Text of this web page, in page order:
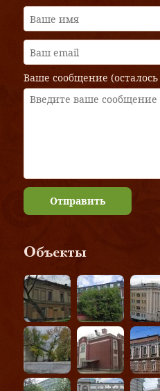
Ваше сообщение (осталось
Отправить
Объекты